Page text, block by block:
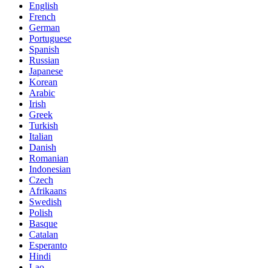
English
French
German
Portuguese
Spanish
Russian
Japanese
Korean
Arabic
Irish
Greek
Turkish
Italian
Danish
Romanian
Indonesian
Czech
Afrikaans
Swedish
Polish
Basque
Catalan
Esperanto
Hindi